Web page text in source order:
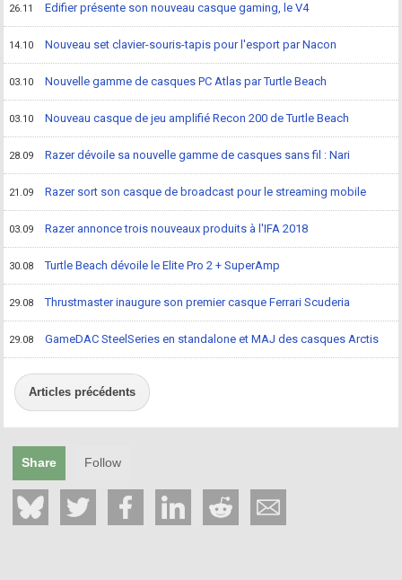
26.11 Edifier présente son nouveau casque gaming, le V4
14.10 Nouveau set clavier-souris-tapis pour l'esport par Nacon
03.10 Nouvelle gamme de casques PC Atlas par Turtle Beach
03.10 Nouveau casque de jeu amplifié Recon 200 de Turtle Beach
28.09 Razer dévoile sa nouvelle gamme de casques sans fil : Nari
21.09 Razer sort son casque de broadcast pour le streaming mobile
03.09 Razer annonce trois nouveaux produits à l'IFA 2018
30.08 Turtle Beach dévoile le Elite Pro 2 + SuperAmp
29.08 Thrustmaster inaugure son premier casque Ferrari Scuderia
29.08 GameDAC SteelSeries en standalone et MAJ des casques Arctis
Articles précédents
Share Follow